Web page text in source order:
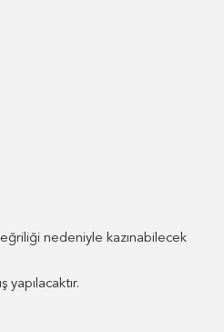
nedeniyle kazınabilecek